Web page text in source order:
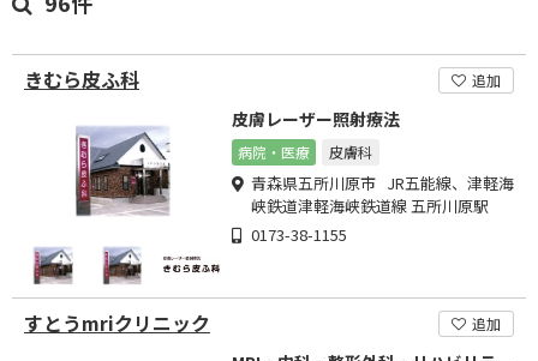
きむら皮ふ科 追加
皮膚レーザー照射療法
病院・医療 皮膚科
青森県五所川原市 JR五能線、津軽海
峡鉄道津軽海峡鉄道線 五所川原駅
0173-38-1155
すとうmriクリニック 追加